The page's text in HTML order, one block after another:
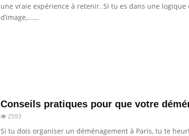
une vraie expérience à retenir. Si tu es dans une
d’image,......
Conseils pratiques pour que votre
2593
Si tu dois organiser un déménagement à Paris, tu te